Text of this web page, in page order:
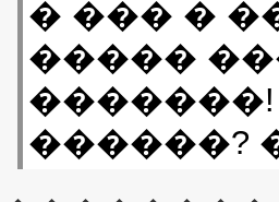
� ��� �
�����
������?